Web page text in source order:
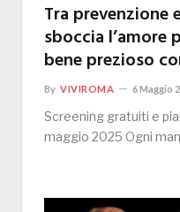
Tra prevenzione
sboccia l’amore
bene prezioso
By VIVIROMA 6 Maggio
Screening gratuiti e
maggio 2025 Ogni